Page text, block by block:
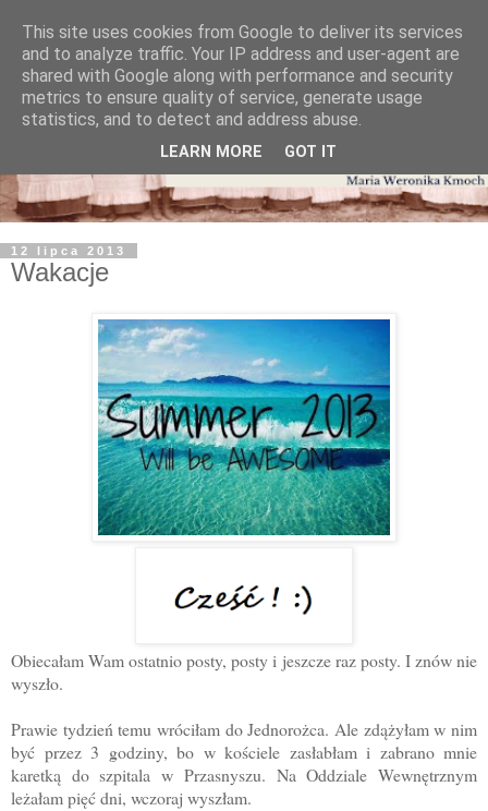
12 lipca 2013
Wakacje
Obiecałam Wam ostatnio posty, posty i jeszcze raz posty. I znów nie
wyszło.
Prawie tydzień temu wróciłam do Jednorożca. Ale zdążyłam w nim
być przez 3 godziny, bo w kościele zasłabłam i zabrano mnie
karetką do szpitala w Przasnyszu. Na Oddziale Wewnętrznym
leżałam pięć dni, wczoraj wyszłam.
This site uses cookies from Google to deliver its services
and to analyze traffic. Your IP address and user-agent are
shared with Google along with performance and security
metrics to ensure quality of service, generate usage
statistics, and to detect and address abuse.
LEARN MORE GOT IT